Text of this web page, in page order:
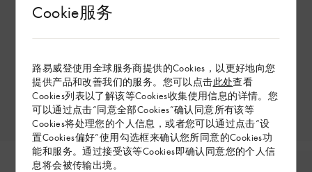
Cookie服务
路易威登使用全球服务商提供的Cookies，以更好地向您
提供产品和改善我们的服务。您可以点击此处查看
Cookies列表以了解该等Cookies收集使用信息的详情。您
可以通过点击“同意全部Cookies”确认同意所有该等
Cookies将处理您的个人信息，或者您可以通过点击“设
置Cookies偏好”使用勾选框来确认您所同意的Cookies功
能和服务。通过接受该等Cookies即确认同意您的个人信
息将会被传输出境。